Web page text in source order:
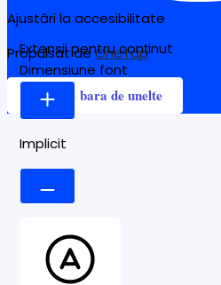
Ajustări la accesibilitate
Propulsat deOneTap
Ascunde bara de unelte
Extensii pentru conținut
Dimensiune font
Implicit